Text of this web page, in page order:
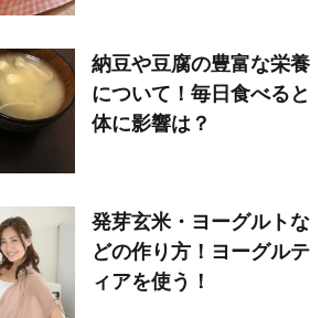
納豆や豆腐の豊富な栄養
について！毎日食べると
体に影響は？
発芽玄米・ヨーグルトな
どの作り方！ヨーグルテ
ィアを使う！